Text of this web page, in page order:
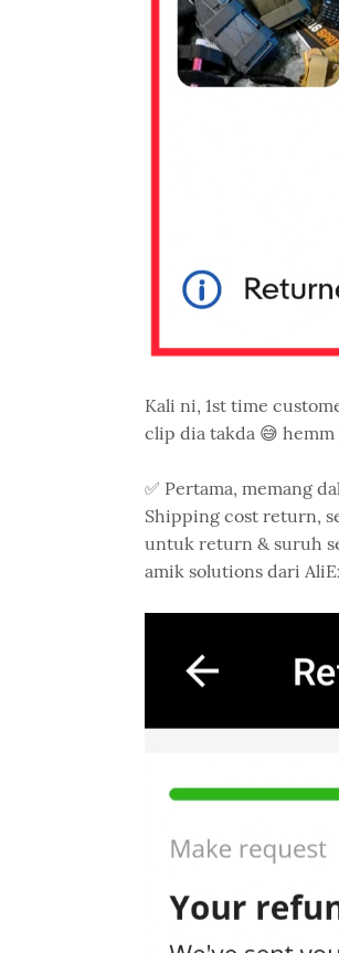
Kali ni, 1st time
clip dia takda 😅
✅ Pertama, memang
Shipping cost return,
untuk return & suruh
amik solutions dari